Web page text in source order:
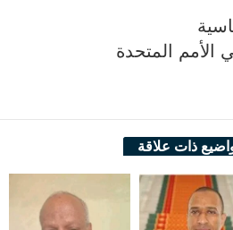
المتحدة
ذات علاقة